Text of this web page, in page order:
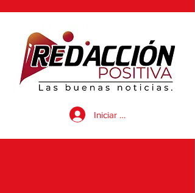
Iniciar sesión